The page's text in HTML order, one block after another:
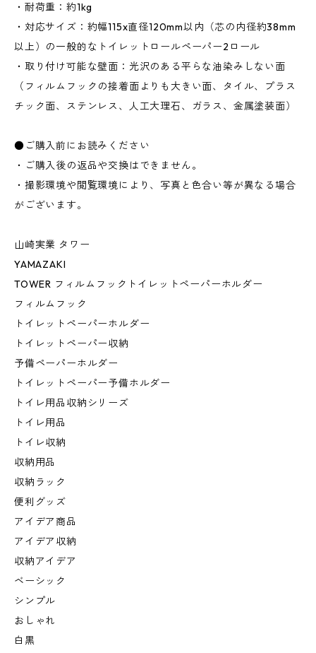
・耐荷重：約1kg
・対応サイズ：約幅115x直径120mm以内（芯の内径約38mm
以上）の一般的なトイレットロールペーパー2ロール
・取り付け可能な壁面：光沢のある平らな油染みしない面
（フィルムフックの接着面よりも大きい面、タイル、プラス
チック面、ステンレス、人工大理石、ガラス、金属塗装面）
●ご購入前にお読みください
・ご購入後の返品や交換はできません。
・撮影環境や閲覧環境により、写真と色合い等が異なる場合
がございます。
山崎実業 タワー
YAMAZAKI
TOWER フィルムフックトイレットペーパーホルダー
フィルムフック
トイレットペーパーホルダー
トイレットペーパー収納
予備ペーパーホルダー
トイレットペーパー予備ホルダー
トイレ用品収納シリーズ
トイレ用品
トイレ収納
収納用品
収納ラック
便利グッズ
アイデア商品
アイデア収納
収納アイデア
ベーシック
シンプル
おしゃれ
白黒